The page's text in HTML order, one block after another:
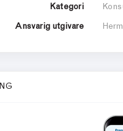
Kategori
Ansvarig utgivare